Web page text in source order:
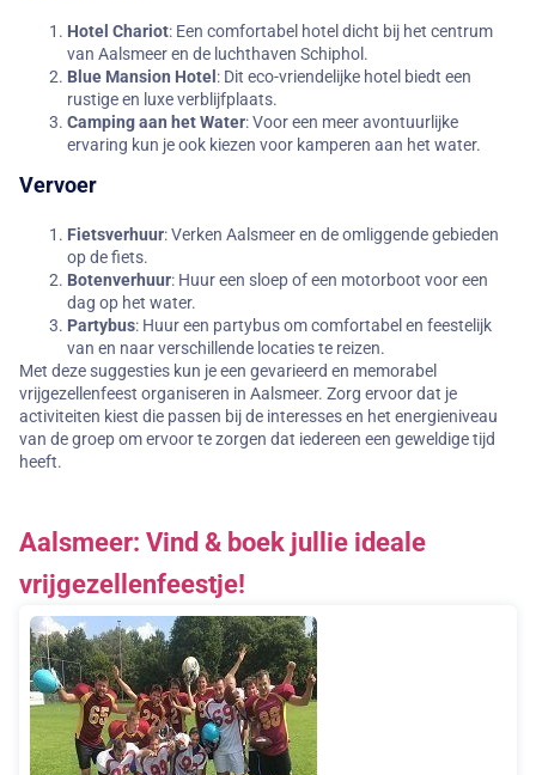
Hotel Chariot: Een comfortabel hotel dicht bij het centrum
van Aalsmeer en de luchthaven Schiphol.
Blue Mansion Hotel : Dit eco-vriendelijke hotel biedt een
rustige en luxe verblijfplaats.
Camping aan het Water: Voor een meer avontuurlijke
ervaring kun je ook kiezen voor kamperen aan het water.
Vervoer
Fietsverhuur: Verken Aalsmeer en de omliggende gebieden
op de fiets.
Botenverhuur: Huur een sloep of een motorboot voor een
dag op het water.
Partybus: Huur een partybus om comfortabel en feestelijk
van en naar verschillende locaties te reizen.
Met deze suggesties kun je een gevarieerd en memorabel
vrijgezellenfeest organiseren in Aalsmeer. Zorg ervoor dat je
activiteiten kiest die passen bij de interesses en het energieniveau
van de groep om ervoor te zorgen dat iedereen een geweldige tijd
heeft.
Aalsmeer: Vind & boek jullie ideale
vrijgezellenfeestje!